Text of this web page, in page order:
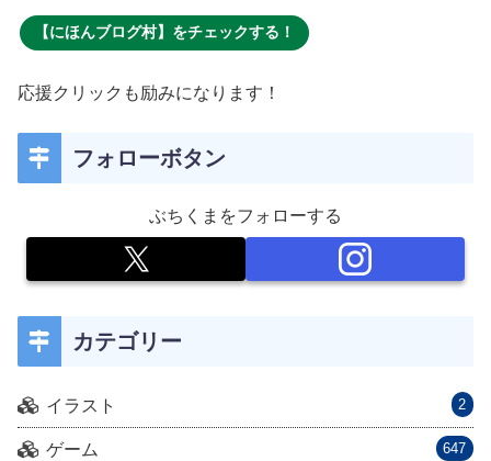
【にほんブログ村】をチェックする！
応援クリックも励みになります！
フォローボタン
ぶちくまをフォローする
カテゴリー
イラスト 2
ゲーム 647